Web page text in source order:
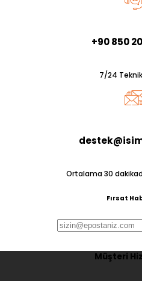
+90 850
7/24
Ortalama 30
Fırsat
Müşteri